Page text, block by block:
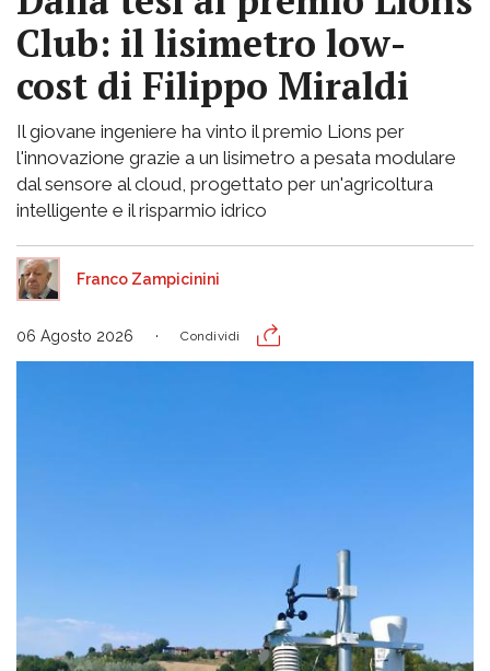
Club: il lisimetro low-
cost di Filippo Miraldi
Il giovane ingeniere ha vinto il premio Lions per
l'innovazione grazie a un lisimetro a pesata modulare
dal sensore al cloud, progettato per un'agricoltura
intelligente e il risparmio idrico
Franco Zampicinini
06 Agosto 2026 Condividi